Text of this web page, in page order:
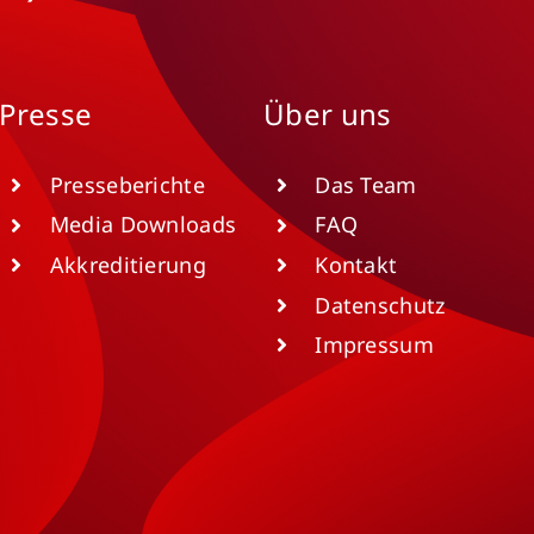
Presseberichte
Media Downloads
Akkreditierung
Über uns
Das Team
FAQ
Kontakt
Datenschutz
Impressum